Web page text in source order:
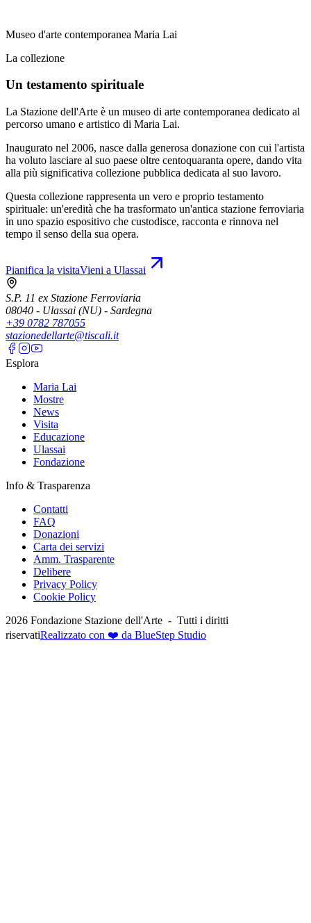
Museo d'arte contemporanea Maria Lai
La collezione
Un testamento spirituale
La Stazione dell'Arte è un museo di arte contemporanea dedicato al
percorso umano e artistico di Maria Lai.
Inaugurato nel 2006, nasce dalla generosa donazione con cui l'artista
ha voluto lasciare al suo paese oltre centoquaranta opere, dando vita
alla più significativa collezione pubblica dedicata al suo lavoro.
Questa collezione rappresenta un vero e proprio testamento
spirituale: un'eredità che ha trasformato un'antica stazione ferroviaria
in uno spazio espositivo che custodisce, racconta e rinnova nel
tempo il senso della sua opera.
Pianifica la visitaVieni a Ulassai
S.P. 11 ex Stazione Ferroviaria
08040 - Ulassai (NU) - Sardegna
+39 0782 787055
stazionedellarte@tiscali.it
Esplora
Maria Lai
Mostre
News
Visita
Educazione
Ulassai
Fondazione
Info & Trasparenza
Contatti
FAQ
Donazioni
Carta dei servizi
Amm. Trasparente
Delibere
Privacy Policy
Cookie Policy
2026 Fondazione Stazione dell'Arte - Tutti i diritti
riservatiRealizzato con ❤️ da BlueStep Studio